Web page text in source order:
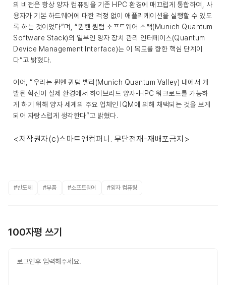
의 비전은 항상 양자 컴퓨팅을 기존 HPC 환경에 매끄럽게 통합하여, 사
용자가 기본 하드웨어에 대한 걱정 없이 애플리케이션을 실행할 수 있도
록 하는 것이었다”며, “뮌헨 퀀텀 소프트웨어 스택(Munich Quantum
Software Stack)의 일부인 양자 장치 관리 인터페이스(Quantum
Device Management Interface)는 이 목표를 향한 핵심 단계이
다”고 밝혔다.
이어, “우리는 뮌헨 퀀텀 밸리(Munich Quantum Valley) 내에서 개
발된 혁신이 실제 환경에서 하이브리드 양자-HPC 워크로드를 가능하
게 하기 위해 양자 세계의 주요 업체인 IQM에 의해 채택되는 것을 보게
되어 자랑스럽게 생각한다”고 밝혔다.
<저작권자(c)스마트앤컴퍼니. 무단전재-재배포금지>
#반도체 #부품 #소프트웨어 #양자 컴퓨팅
100자평 쓰기